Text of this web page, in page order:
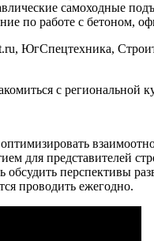
самоходные
по работе с бетоном,
ЮгСпецтехника,
с региональной
представителей
перспективы
проводить ежегодно.